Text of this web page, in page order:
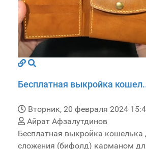
Бесплатная выкройка
Вторник, 20 февраля 2024
Айрат Афзалутдинов
Бесплатная выкройка кошелька
сложения (бифолд) карманом